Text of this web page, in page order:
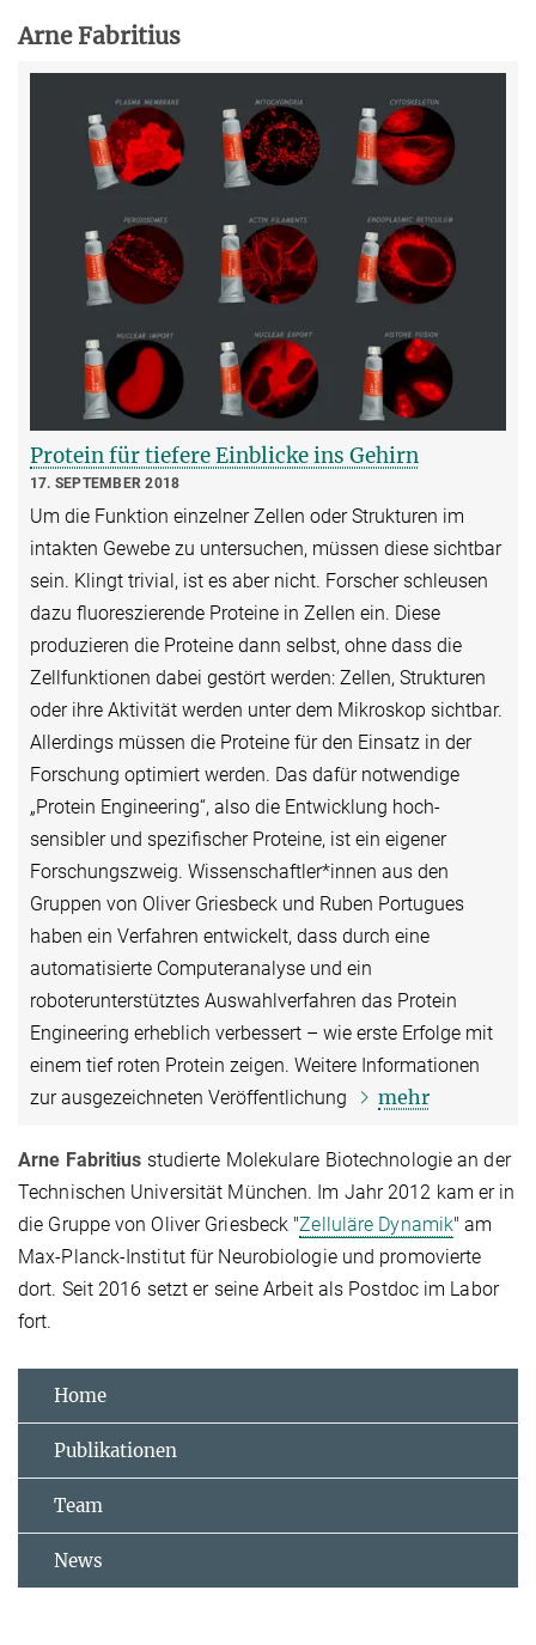
Arne Fabritius
Protein für tiefere Einblicke ins Gehirn
17. SEPTEMBER 2018
Um die Funktion einzelner Zellen oder Strukturen im
intakten Gewebe zu untersuchen, müssen diese sichtbar
sein. Klingt trivial, ist es aber nicht. Forscher schleusen
dazu fluoreszierende Proteine in Zellen ein. Diese
produzieren die Proteine dann selbst, ohne dass die
Zellfunktionen dabei gestört werden: Zellen, Strukturen
oder ihre Aktivität werden unter dem Mikroskop sichtbar.
Allerdings müssen die Proteine für den Einsatz in der
Forschung optimiert werden. Das dafür notwendige
„Protein Engineering“, also die Entwicklung hoch-
sensibler und spezifischer Proteine, ist ein eigener
Forschungszweig. Wissenschaftler*innen aus den
Gruppen von Oliver Griesbeck und Ruben Portugues
haben ein Verfahren entwickelt, dass durch eine
automatisierte Computeranalyse und ein
roboterunterstütztes Auswahlverfahren das Protein
Engineering erheblich verbessert – wie erste Erfolge mit
einem tief roten Protein zeigen. Weitere Informationen
zur ausgezeichneten Veröffentlichung
mehr
Arne Fabritius studierte Molekulare Biotechnologie an der
Technischen Universität München. Im Jahr 2012 kam er in
die Gruppe von Oliver Griesbeck "Zelluläre Dynamik" am
Max-Planck-Institut für Neurobiologie und promovierte
dort. Seit 2016 setzt er seine Arbeit als Postdoc im Labor
fort.
Home
Publikationen
Team
News